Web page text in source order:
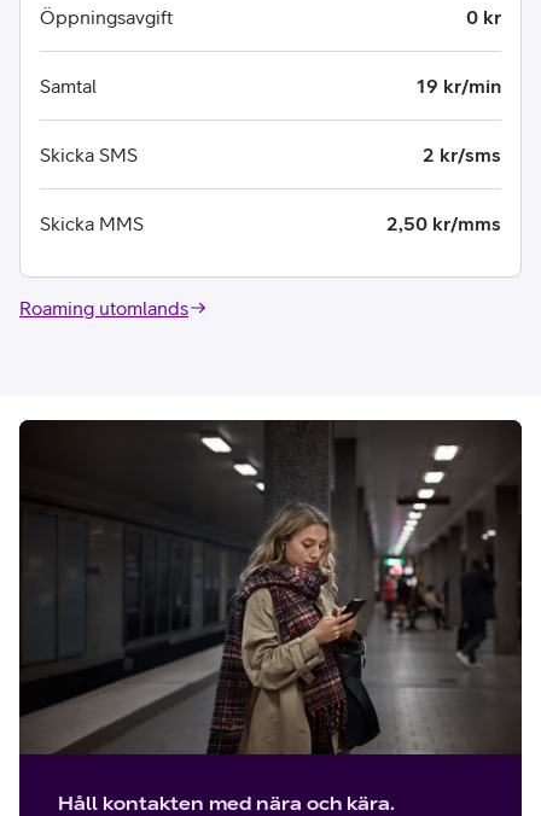
Öppningsavgift 0 kr
Samtal 19 kr/min
Skicka SMS 2 kr/sms
Skicka MMS 2,50 kr/mms
Roaming utomlands
Håll kontakten med nära och kära.